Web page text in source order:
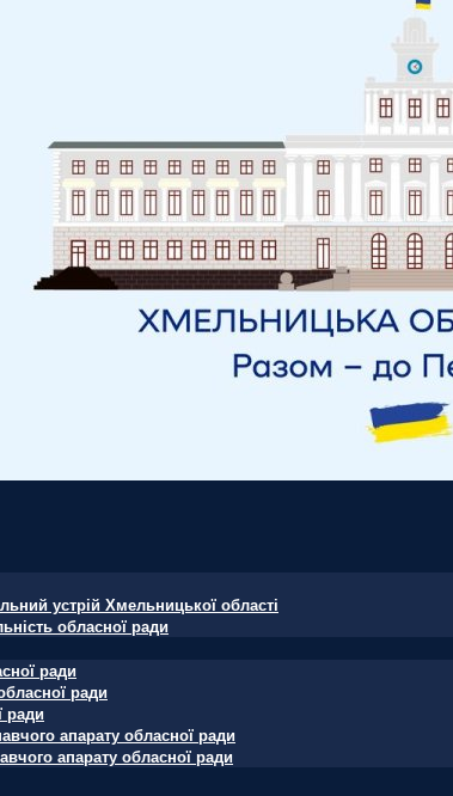
устрій Хмельницької області
обласної ради
ради
ради
ради
апарату обласної ради
апарату обласної ради